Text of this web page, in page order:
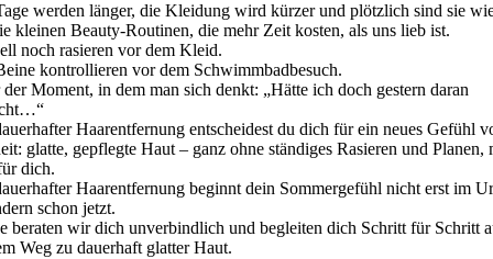
werden länger, die Kleidung wird kürzer und plötzlich sind sie
kleinen Beauty-Routinen, die mehr Zeit kosten, als uns lieb ist.
noch rasieren vor dem Kleid.
kontrollieren vor dem Schwimmbadbesuch.
der Moment, in dem man sich denkt: „Hätte ich doch gestern daran
Haarentfernung entscheidest du dich für ein neues Gefühl
glatte, gepflegte Haut – ganz ohne ständiges Rasieren und Planen,
dich.
Haarentfernung beginnt dein Sommergefühl nicht erst im
schon jetzt.
beraten wir dich unverbindlich und begleiten dich Schritt für Schritt
Weg zu dauerhaft glatter Haut.